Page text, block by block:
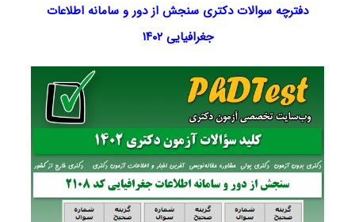
دفترچه سوالات دکتری سنجش از دور و سامانه اطلاعات
جغرافیایی ۱۴۰۲